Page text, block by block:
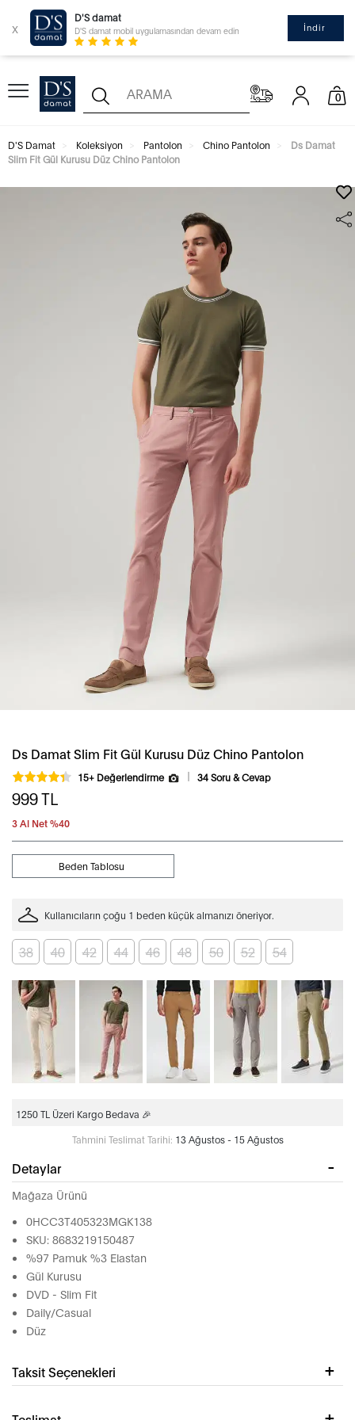
x
D'S damat
D'S damat mobil uygulamasından devam edin İndir
0
D'S Damat Koleksiyon Pantolon Chino Pantolon
Ds Damat
Slim Fit Gül Kurusu Düz Chino Pantolon
Ds Damat Slim Fit Gül Kurusu Düz Chino Pantolon
15+ Değerlendirme 34 Soru & Cevap
999TL
3 Al Net %40
Beden Tablosu
Kullanıcıların çoğu 1 beden küçük almanızı öneriyor.
38 40 42 44 46 48 50 52 54
1250 TL Üzeri Kargo Bedava 🎉
Tahmini Teslimat Tarihi: 13 Ağustos - 15 Ağustos
Detaylar
Mağaza Ürünü
0HCC3T405323MGK138
SKU: 8683219150487
%97 Pamuk %3 Elastan
Gül Kurusu
DVD - Slim Fit
Daily/Casual
Düz
Taksit Seçenekleri